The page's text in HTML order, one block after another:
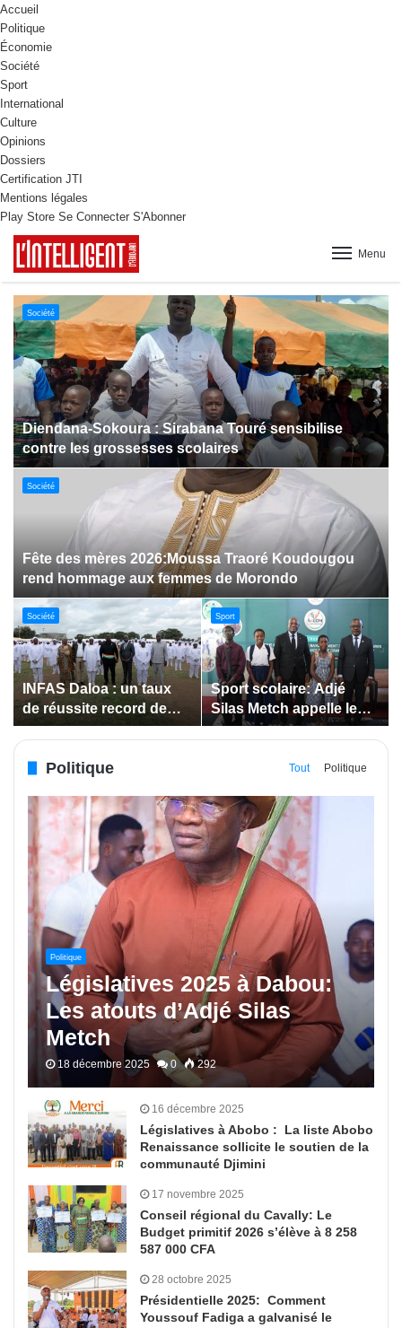
Accueil
Politique
Économie
Société
Sport
International
Culture
Opinions
Dossiers
Certification JTI
Mentions légales
Play Store Se Connecter S'Abonner
Menu
Culture
Dabakala:Le festival FEMUDA 2.0 dévoile des
innovations porteuses d’espoir pour la jeunesse
Sport
Jeux paralympiques de 2028 :
Société
Bodokro : 30 élèves
célébrés à la Journée de
l’Excellence du Lycée
Société
Insertion des jeunes: La
Côte d’Ivoire renforce le
suivi des conventions
Politique Tout Politique
Politique
Législatives 2025 à Dabou:
Les atouts d’Adjé Silas
Metch
18 décembre 2025 0 292
16 décembre 2025
Législatives à Abobo : La liste Abobo
Renaissance sollicite le soutien de la
communauté Djimini
17 novembre 2025
Conseil régional du Cavally: Le
Budget primitif 2026 s’élève à 8 258
587 000 CFA
28 octobre 2025
Présidentielle 2025: Comment
Youssouf Fadiga a galvanisé le